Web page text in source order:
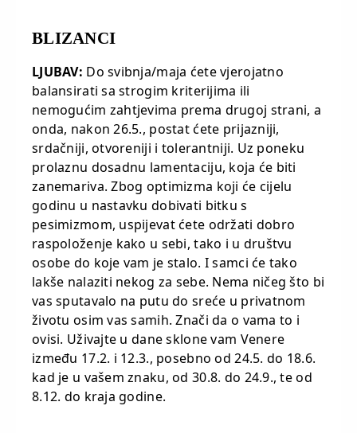
BLIZANCI
LJUBAV: Do svibnja/maja ćete vjerojatno
balansirati sa strogim kriterijima ili
nemogućim zahtjevima prema drugoj strani, a
onda, nakon 26.5., postat ćete prijazniji,
srdačniji, otvoreniji i tolerantniji. Uz poneku
prolaznu dosadnu lamentaciju, koja će biti
zanemariva. Zbog optimizma koji će cijelu
godinu u nastavku dobivati bitku s
pesimizmom, uspijevat ćete održati dobro
raspoloženje kako u sebi, tako i u društvu
osobe do koje vam je stalo. I samci će tako
lakše nalaziti nekog za sebe. Nema ničeg što bi
vas sputavalo na putu do sreće u privatnom
životu osim vas samih. Znači da o vama to i
ovisi. Uživajte u dane sklone vam Venere
između 17.2. i 12.3., posebno od 24.5. do 18.6.
kad je u vašem znaku, od 30.8. do 24.9., te od
8.12. do kraja godine.